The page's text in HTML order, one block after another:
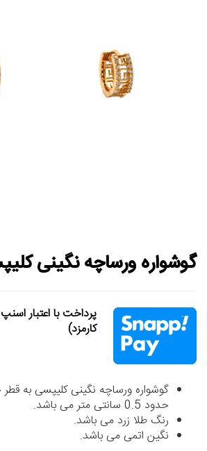
گوشواره ورساچه نگینی
کارمزد)
حدود 0.5 سانتی متر می باشد.
رنگ طلا زرد می باشد.
نگین اتمی می باشد.